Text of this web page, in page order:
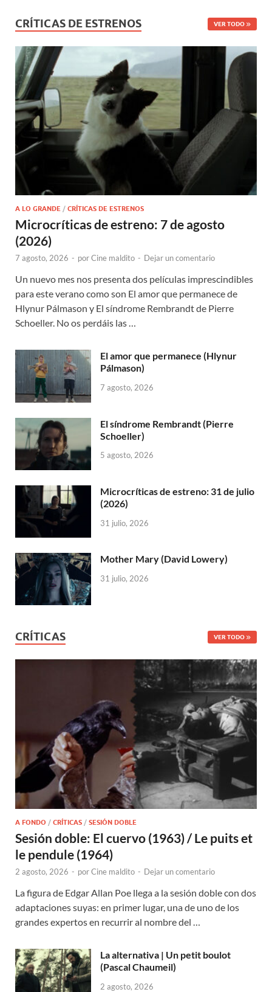
CRÍTICAS DE ESTRENOS VER TODO
A LO GRANDE / CRÍTICAS DE ESTRENOS
Microcríticas de estreno: 7 de agosto
(2026)
7 agosto, 2026 - porCine maldito - Dejar un comentario
Un nuevo mes nos presenta dos películas imprescindibles
para este verano como son El amor que permanece de
Hlynur Pálmason y El síndrome Rembrandt de Pierre
Schoeller. No os perdáis las …
El amor que permanece (Hlynur
Pálmason)
7 agosto, 2026
El síndrome Rembrandt (Pierre
Schoeller)
5 agosto, 2026
Microcríticas de estreno: 31 de julio
(2026)
31 julio, 2026
Mother Mary (David Lowery)
31 julio, 2026
CRÍTICAS VER TODO
A FONDO / CRÍTICAS / SESIÓN DOBLE
Sesión doble: El cuervo (1963) / Le puits et
le pendule (1964)
2 agosto, 2026 - porCine maldito - Dejar un comentario
La figura de Edgar Allan Poe llega a la sesión doble con dos
adaptaciones suyas: en primer lugar, una de uno de los
grandes expertos en recurrir al nombre del …
La alternativa | Un petit boulot
(Pascal Chaumeil)
2 agosto, 2026